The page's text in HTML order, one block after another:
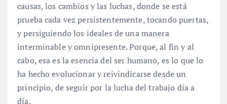
causas, los cambios y las luchas, donde se está
prueba cada vez persistentemente, tocando puertas,
y persiguiendo los ideales de una manera
interminable y omnipresente. Porque, al fin y al
cabo, esa es la esencia del ser humano, es lo que lo
ha hecho evolucionar y reivindicarse desde un
principio, de seguir por la lucha del trabajo día a
día.